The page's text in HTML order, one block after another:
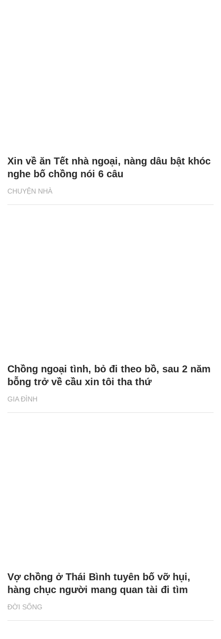
CHUYỆN NHÀ
Xin về ăn Tết nhà ngoại, nàng dâu bật khóc
nghe bố chồng nói 6 câu
GIA ĐÌNH
Chồng ngoại tình, bỏ đi theo bồ, sau 2 năm
bỗng trở về cầu xin tôi tha thứ
ĐỜI SỐNG
Vợ chồng ở Thái Bình tuyên bố vỡ hụi,
hàng chục người mang quan tài đi tìm